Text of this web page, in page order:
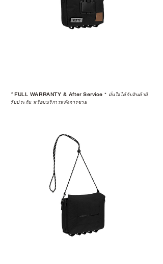
*FULL WARRANTY & After Service * มั่นใจได้กับสินค้ามี
รับประกัน พร้อมบริการหลังการขาย